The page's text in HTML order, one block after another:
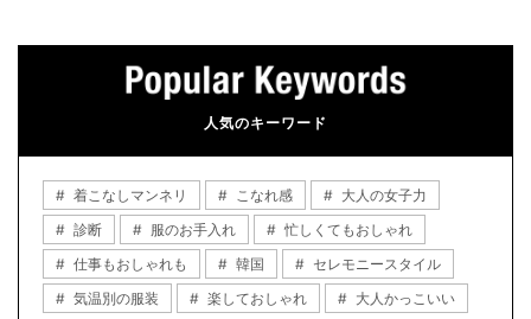
人気のキーワード
着こなしマンネリ こなれ感
大人の女子力
診断
服のお手入れ
忙しくてもおしゃれ
仕事もおしゃれも
韓国
セレモニースタイル
気温別の服装
楽しておしゃれ 大人かっこいい